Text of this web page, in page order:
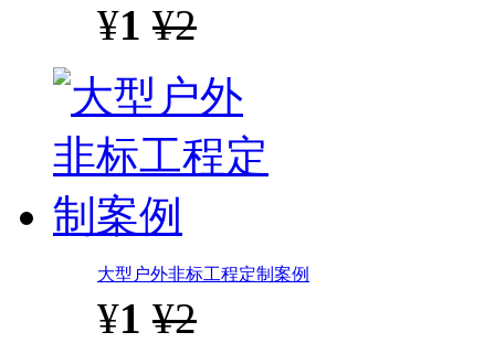
¥1 ¥2
大型户外非标工程定制案例
¥1 ¥2